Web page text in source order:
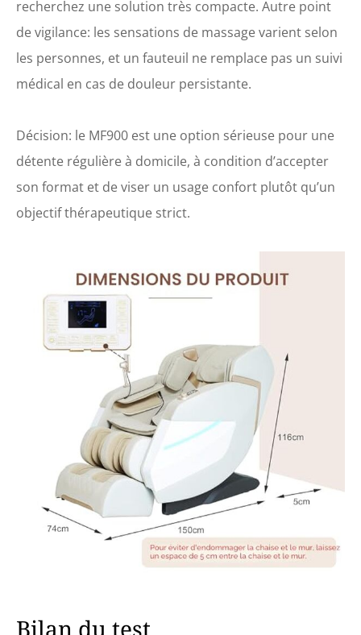
recherchez une solution très compacte. Autre point
de vigilance: les sensations de massage varient selon
les personnes, et un fauteuil ne remplace pas un suivi
médical en cas de douleur persistante.
Décision: le MF900 est une option sérieuse pour une
détente régulière à domicile, à condition d’accepter
son format et de viser un usage confort plutôt qu’un
objectif thérapeutique strict.
Bilan du test